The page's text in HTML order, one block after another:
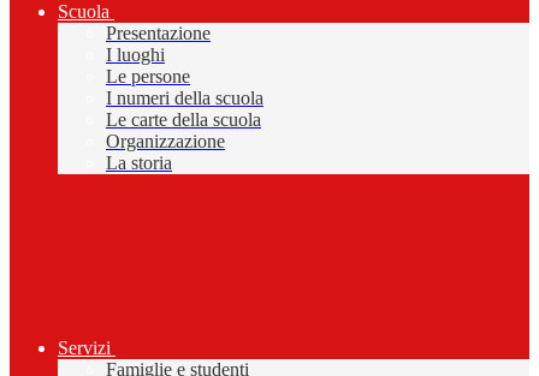
Scuola
Presentazione
I luoghi
Le persone
I numeri della scuola
Le carte della scuola
Organizzazione
La storia
Servizi
Famiglie e studenti